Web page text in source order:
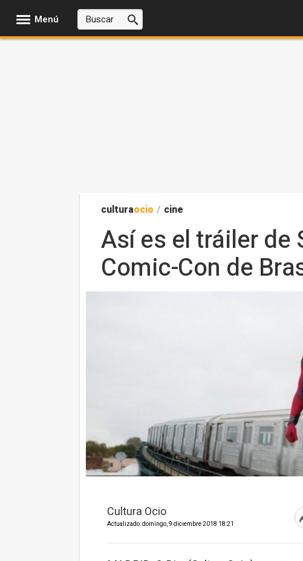
Menú
culturaocio / cine
Así es el tráiler de
Comic-Con de
Cultura Ocio
Actualizado: domingo, 9 diciembre 2018 18:21